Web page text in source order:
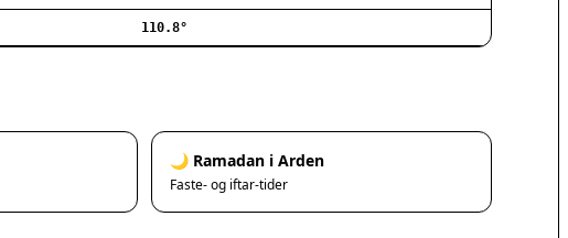
Rødovre
Valby
Vanløse
Værløse
Ølstykke
110.8°
🌙 Ramadan i Arden
Faste- og iftar-tider